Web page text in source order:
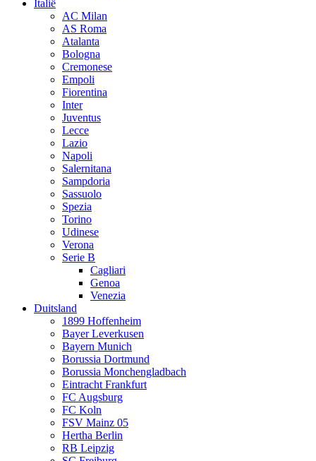
Italië
AC Milan
AS Roma
Atalanta
Bologna
Cremonese
Empoli
Fiorentina
Inter
Juventus
Lecce
Lazio
Napoli
Salernitana
Sampdoria
Sassuolo
Spezia
Torino
Udinese
Verona
Serie B
Cagliari
Genoa
Venezia
Duitsland
1899 Hoffenheim
Bayer Leverkusen
Bayern Munich
Borussia Dortmund
Borussia Monchengladbach
Eintracht Frankfurt
FC Augsburg
FC Koln
FSV Mainz 05
Hertha Berlin
RB Leipzig